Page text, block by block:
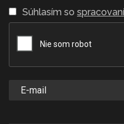
Súhlasím so